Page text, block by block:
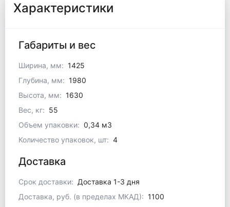
Характеристики
Габариты и вес
Ширина, мм: 1425
Глубина, мм: 1980
Высота, мм: 1630
Вес, кг: 55
Объем упаковки: 0,34 м3
Количество упаковок, шт: 4
Доставка
Срок доставки: Доставка 1-3 дня
Доставка, руб. (в пределах МКАД): 1100